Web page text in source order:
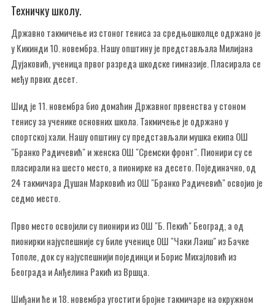
Техничку школу.
Државно такмичење из стоног тениса за средњошколце одржано је
у Кикинди 10. новембра. Нашу општину је представљала Милијана
Дујаковић, ученица првог разреда шкодске гимназије. Пласирала се
међу првих десет.
Шид је 11. новембра био домаћин Државног првенства у стоном
тенису за ученике основних школа. Такмичење је одржано у
спортској хали. Нашу општину су представљали мушка екипа ОШ
"Бранко Радичевић" и женска ОШ "Сремски фронт". Пионири су се
пласирали на шесто место, а пионирке на десето. Појединачно, од
24 такмичара Душан Марковић из ОШ "Бранко Радичевић" освојио је
седмо место.
Прво место освојили су пионири из ОШ "Б. Пекић" Београд, а од
пионирки најуспешније су биле ученице ОШ "Чаки Лаиш" из Бачке
Тополе, док су најуспешнији појединци и Борис Михајловић из
Београда и Анђелина Ракић из Вршца.
Шиђани ће и 18. новембра угостити бројне такмичаре на окружном